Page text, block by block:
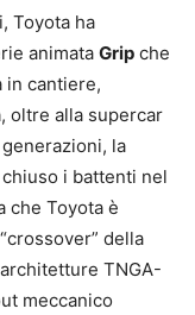
Toyota ha
animata Grip che
in cantiere,
oltre alla supercar
la
i battenti nel
che Toyota è
della
TNGA-
meccanico